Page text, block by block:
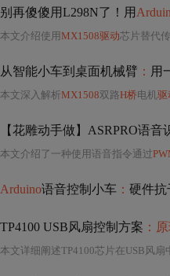
别再傻傻用L298N了！用
本文介绍使用MX1508驱动芯片替代
从智能小车到桌面机械臂 ： 用
本文深入解析MX1508双路H桥电机驱
【花雕动手做】ASRPRO语
本文介绍了一种使用语音指令通过
Arduino语音控制小车 ： 硬件抗
TP4100 USB风扇控制方案 ：
本文详细阐述TP4100芯片在USB风扇